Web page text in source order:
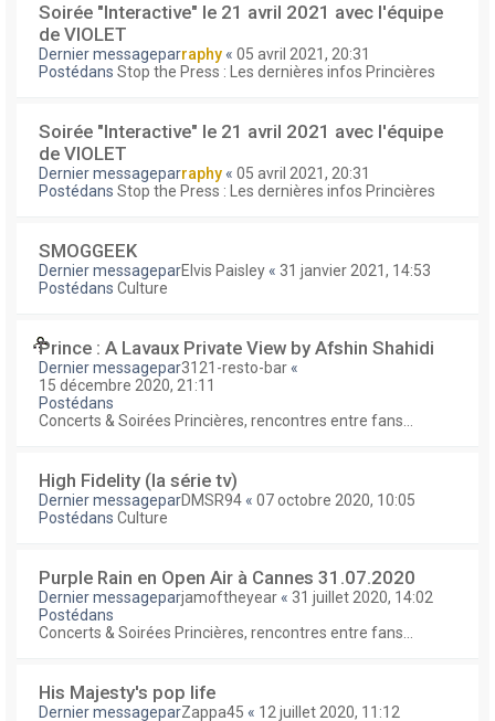
Soirée "Interactive" le 21 avril 2021 avec l'équipe
de VIOLET
Dernier messageparraphy « 05 avril 2021, 20:31
Postédans Stop the Press : Les dernières infos Princières
Soirée "Interactive" le 21 avril 2021 avec l'équipe
de VIOLET
Dernier messageparraphy « 05 avril 2021, 20:31
Postédans Stop the Press : Les dernières infos Princières
SMOGGEEK
Dernier messageparElvis Paisley « 31 janvier 2021, 14:53
Postédans Culture
Prince : A Lavaux Private View by Afshin Shahidi
Dernier messagepar3121-resto-bar «
15 décembre 2020, 21:11
Postédans
Concerts & Soirées Princières, rencontres entre fans...
High Fidelity (la série tv)
Dernier messageparDMSR94 « 07 octobre 2020, 10:05
Postédans Culture
Purple Rain en Open Air à Cannes 31.07.2020
Dernier messageparjamoftheyear « 31 juillet 2020, 14:02
Postédans
Concerts & Soirées Princières, rencontres entre fans...
His Majesty's pop life
Dernier messageparZappa45 « 12 juillet 2020, 11:12